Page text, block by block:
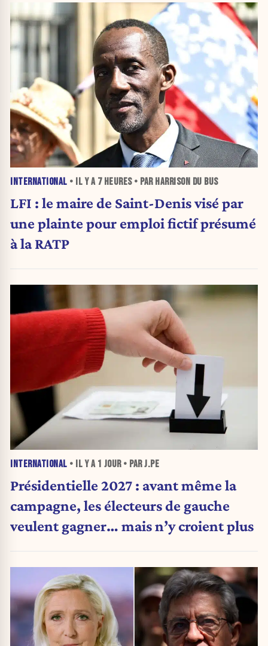
INTERNATIONAL • IL Y A 7 HEURES• PAR HARRISON DU BUS
LFI : le maire de Saint-Denis visé par
une plainte pour emploi fictif présumé
à la RATP
INTERNATIONAL • IL Y A 1 JOUR• PAR J.PE
Présidentielle 2027 : avant même la
campagne, les électeurs de gauche
veulent gagner… mais n’y croient plus